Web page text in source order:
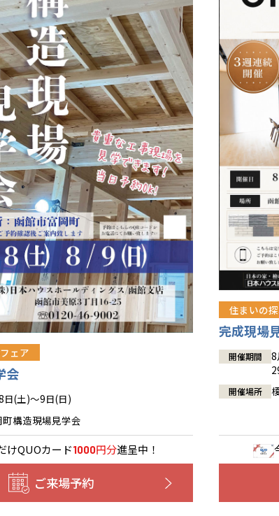
ェア
会
日(土)～9日(日)
町構造現場見学会
けQUOカード1000円分進呈中！
ご来場予約
住まいの
完成現場
開催期間
8
開催場所
県以外の建築予定地の方でも
くの展示場又は店舗にお問合せください。
相談対応します。お気軽にご相談ください。
札幌
小樽
苫小牧千歳
小樽
旭川
函館
室蘭
帯広
釧路
八戸
青森
秋田
盛岡
北上
山形
仙台
郡山
福島
いわき
会津
新潟
長岡
甲府
長野
松本
富山
金沢
福井
世田谷
八王子
横浜
湘南
相模
埼玉
所沢
千葉
水戸
宇都宮
小山
群馬
伊勢崎
名古屋
豊橋
岐阜
静岡
浜松
四日市
大阪
京都
姫路
奈良
岡山
高松
福岡
佐賀
熊本
大分
宮崎